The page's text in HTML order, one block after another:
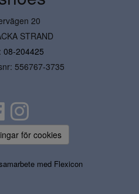
20
STRAND
08-204425
556767-3735
för cookies
med Flexicon